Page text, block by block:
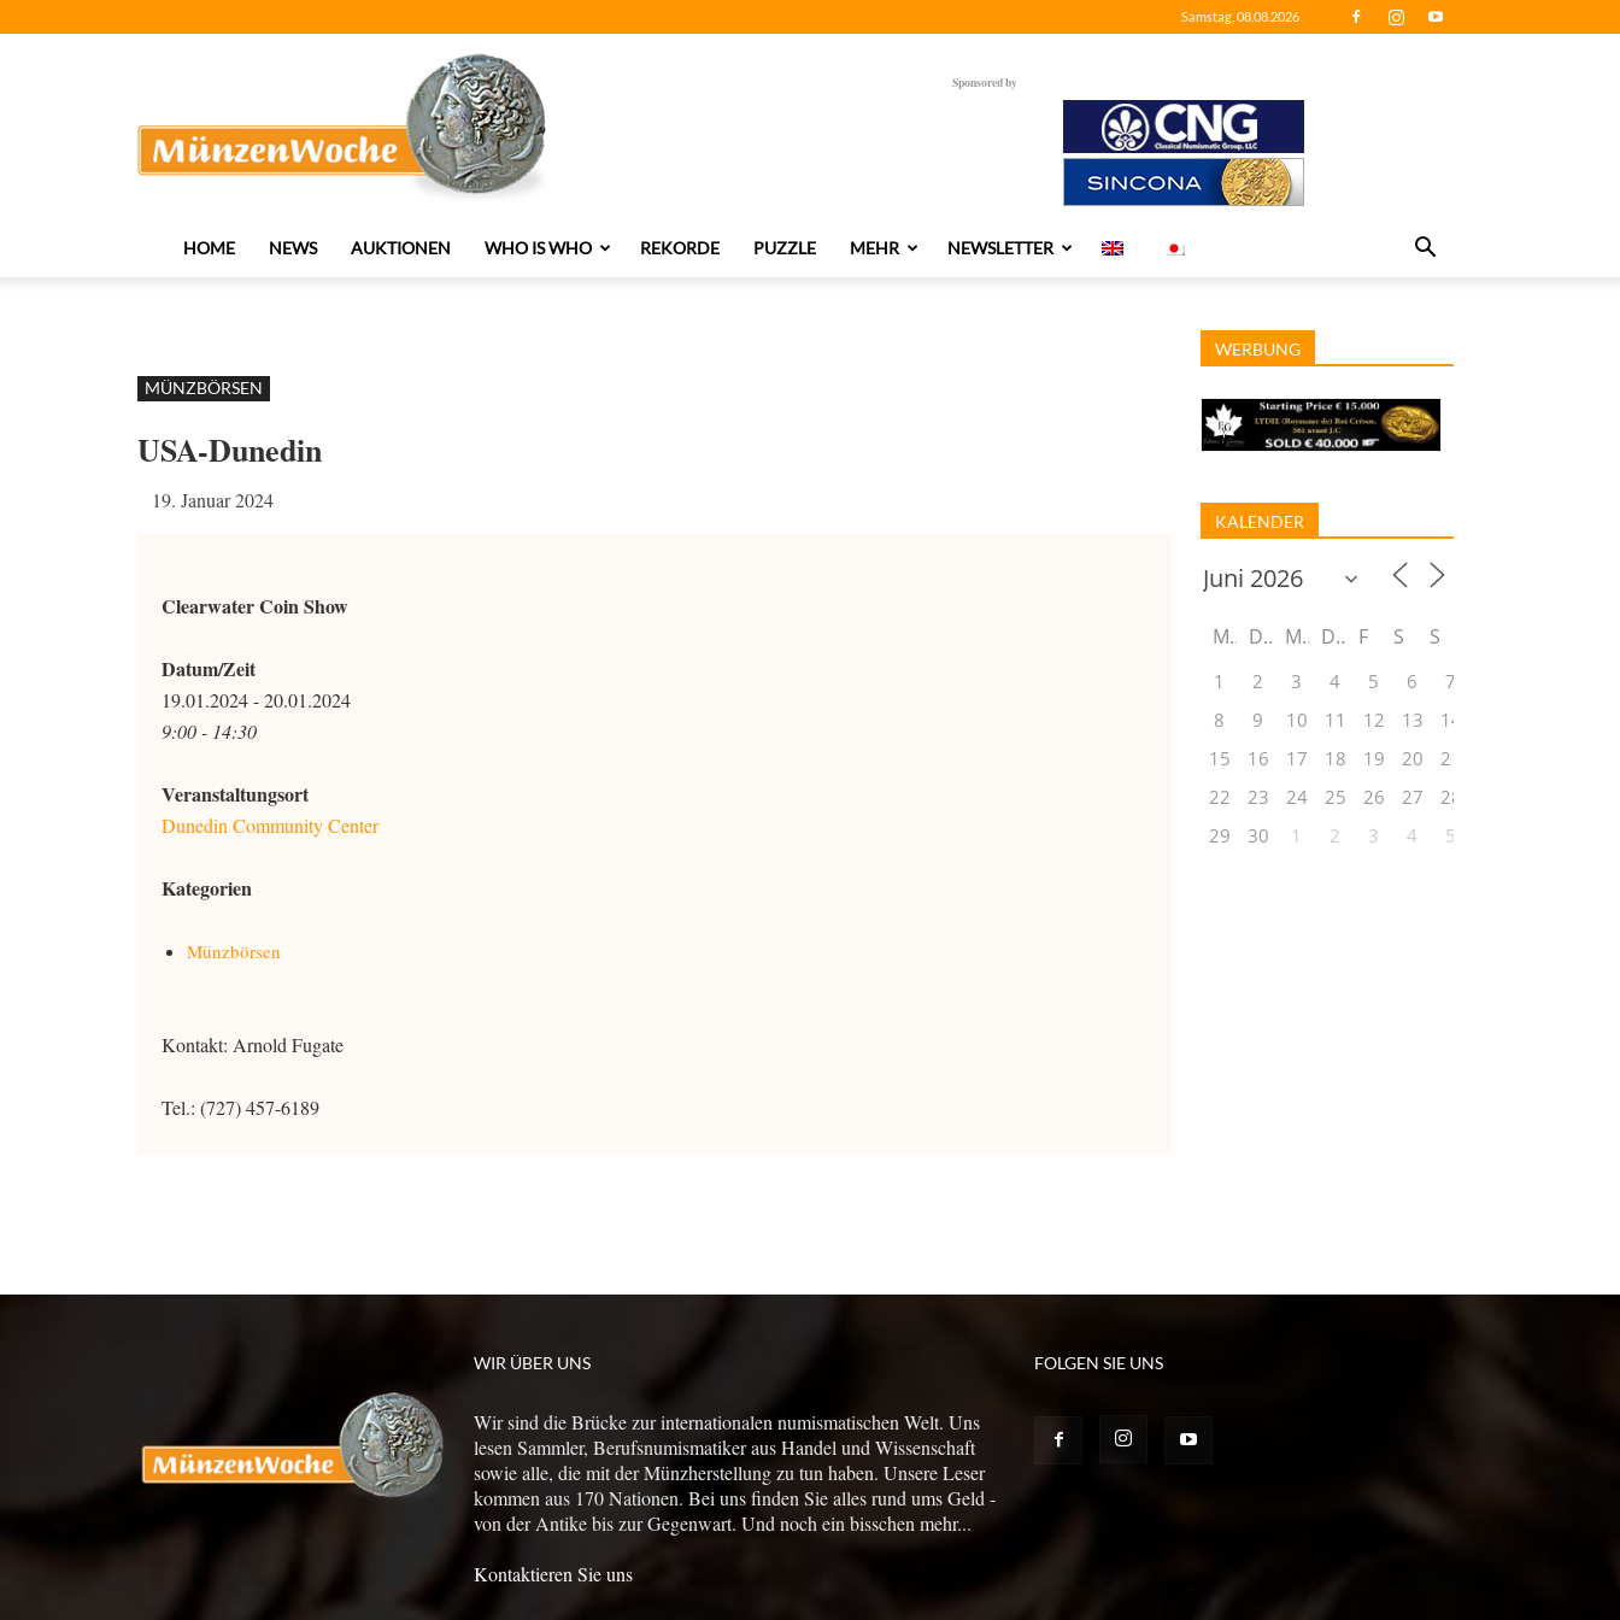
Samstag, 08.08.2026
Sponsored by
HOME NEWS AUKTIONEN WHO IS WHO REKORDE PUZZLE MEHR NEWSLETTER
MÜNZBÖRSEN
USA-Dunedin
19. Januar 2024
Clearwater Coin Show
Datum/Zeit
19.01.2024 - 20.01.2024
9:00 - 14:30
Veranstaltungsort
Dunedin Community Center
Kategorien
Münzbörsen
Kontakt: Arnold Fugate
Tel.: (727) 457-6189
WERBUNG
KALENDER
M D M D F S S
1 2 3 4 5 6
7
8
9 10 11 12 13
14
15
16 17 18 19 20
21
22
23 24 25 26 27
28
29
30 1 2 3 4 5
WIR ÜBER UNS
Wir sind die Brücke zur internationalen numismatischen Welt. Uns
lesen Sammler, Berufsnumismatiker aus Handel und Wissenschaft
sowie alle, die mit der Münzherstellung zu tun haben. Unsere Leser
kommen aus 170 Nationen. Bei uns finden Sie alles rund ums Geld -
von der Antike bis zur Gegenwart. Und noch ein bisschen mehr...
Kontaktieren Sie uns
FOLGEN SIE UNS